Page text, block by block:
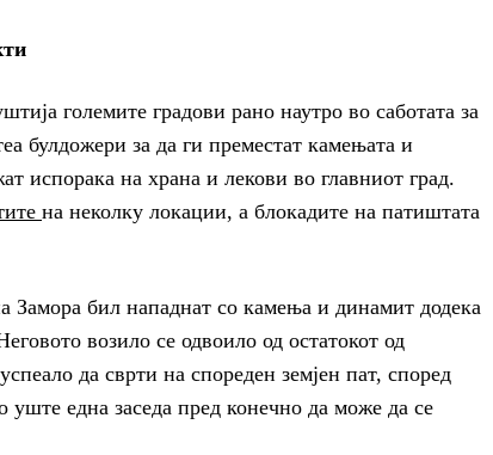
големите градови рано наутро во саботата за
булдожери за да ги преместат камењата и
испорака на храна и лекови во главниот град.
на неколку локации, а блокадите на патиштата
Замора бил нападнат со камења и динамит додека
возило се одвоило од остатокот од
да сврти на спореден земјен пат, според
една заседа пред конечно да може да се